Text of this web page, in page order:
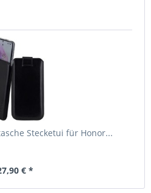
Stecketui für Honor...
€ *